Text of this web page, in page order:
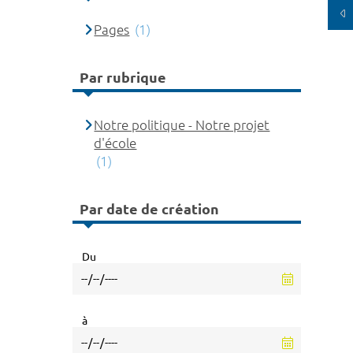
Pages (1)
Par rubrique
Notre politique - Notre projet
d'école
(1)
Par date de création
Du
à